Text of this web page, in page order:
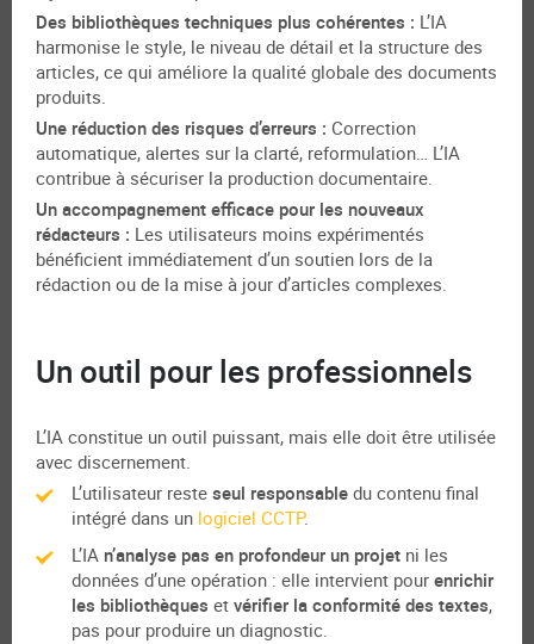
Des bibliothèques techniques plus cohérentes : L’IA
harmonise le style, le niveau de détail et la structure des
articles, ce qui améliore la qualité globale des documents
produits.
Une réduction des risques d’erreurs : Correction
automatique, alertes sur la clarté, reformulation… L’IA
contribue à sécuriser la production documentaire.
Un accompagnement efficace pour les nouveaux
rédacteurs : Les utilisateurs moins expérimentés
bénéficient immédiatement d’un soutien lors de la
rédaction ou de la mise à jour d’articles complexes.
Un outil pour les professionnels
L’IA constitue un outil puissant, mais elle doit être utilisée
avec discernement.
L’utilisateur reste seul responsable du contenu final
intégré dans un logiciel CCTP.
L’IA n’analyse pas en profondeur un projet ni les
données d’une opération : elle intervient pour enrichir
les bibliothèques et vérifier la conformité des textes,
pas pour produire un diagnostic.